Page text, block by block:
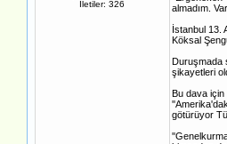
İletiler: 326
almadım.
İstanbul 13.
Köksal
Duruşmada
şikayetleri
Bu dava için
götürüyor